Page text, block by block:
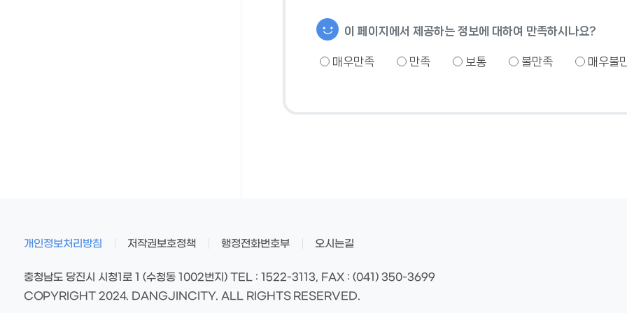
이 페이지에서 제공하는 정보에 대하여 만족하시나요?
매우만족 만족 보통 불만족 매우불
개인정보처리방침 저작권보호정책 행정전화번호부 오시는길
충청남도 당진시 시청1로 1 (수청동 1002번지) TEL : 1522-3113, FAX : (041) 350-3699
COPYRIGHT 2024. DANGJINCITY. ALL RIGHTS RESERVED.